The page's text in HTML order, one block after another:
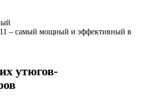
– самый мощный и эффективный в
утюгов-